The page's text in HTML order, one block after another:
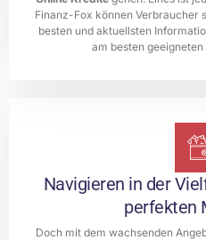
Navigieren in der
perfekten
Doch mit dem wachsenden
Finanz-Fox können Verbraucher
besten und aktuellsten
am besten